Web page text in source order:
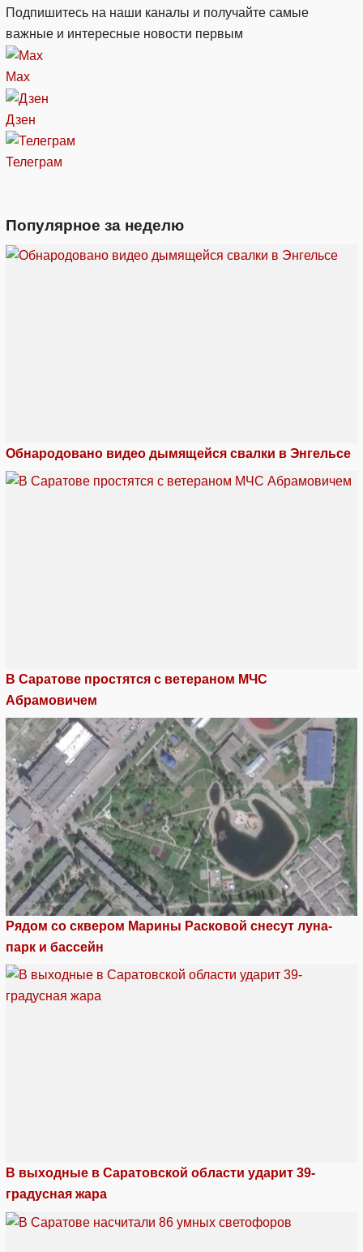
Подпишитесь на наши каналы и получайте самые
важные и интересные новости первым
Max
Дзен
Телеграм
Популярное за неделю
Обнародовано видео дымящейся свалки в Энгельсе
В Саратове простятся с ветераном МЧС
Абрамовичем
Рядом со сквером Марины Расковой снесут луна-
парк и бассейн
В выходные в Саратовской области ударит 39-
градусная жара